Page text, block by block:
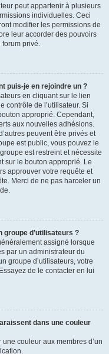
peut appartenir à plusieurs
individuelles. Ceci
modifier les permissions de
leur accorder des pouvoirs
privé.
puis-je en rejoindre un ?
en cliquant sur le lien
contrôle de l’utilisateur. Si
approprié. Cependant,
aux nouvelles adhésions.
peuvent être privés et
est public, vous pouvez le
est restreint et nécessite
sur le bouton approprié. Le
approuver votre requête et
Merci de ne pas harceler un
groupe d’utilisateurs ?
assigné lorsque
par un administrateur du
groupe d’utilisateurs, votre
de le contacter en lui
dans une couleur
couleur aux membres d’un